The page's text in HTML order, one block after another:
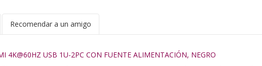
Recomendar a un amigo
4K@60HZ USB 1U-2PC CON FUENTE ALIMENTACIÓN, NEGRO